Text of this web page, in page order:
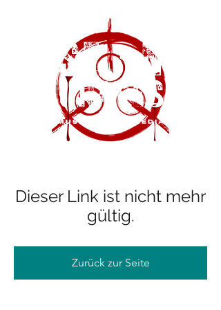
Dieser Link ist nicht mehr
gültig.
Zurück zur Seite